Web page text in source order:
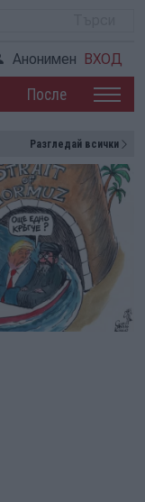
Анонимен ВХОД
После
Разгледай всички